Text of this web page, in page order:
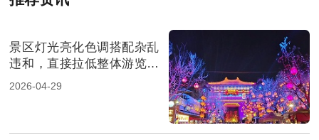
景区灯光亮化色调搭配杂乱
违和，直接拉低整体游览体
验
2026-04-29